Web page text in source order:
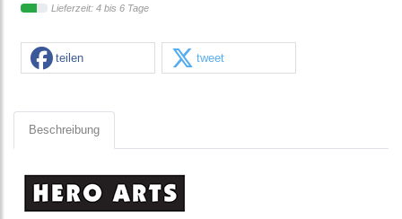
Lieferzeit: 4 bis 6 Tage
teilen tweet
Beschreibung